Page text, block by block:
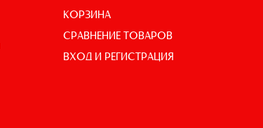
КОРЗИНА
СРАВНЕНИЕ ТОВАРОВ
ВХОД И РЕГИСТРАЦИЯ